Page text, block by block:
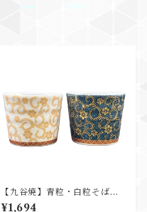
【九谷焼】青粒・白粒そばち
ょこ/吉右衛門窯
¥1,694